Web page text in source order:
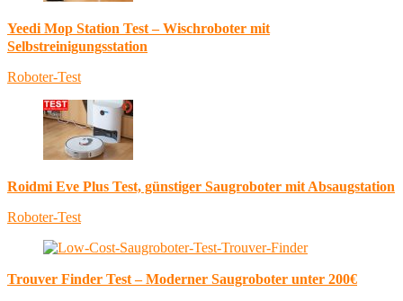
Yeedi Mop Station Test – Wischroboter mit
Selbstreinigungsstation
Roboter-Test
Roidmi Eve Plus Test, günstiger Saugroboter mit Absaugstation
Roboter-Test
Trouver Finder Test – Moderner Saugroboter unter 200€